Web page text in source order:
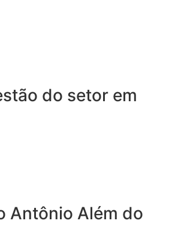
do setor em
Antônio Além do